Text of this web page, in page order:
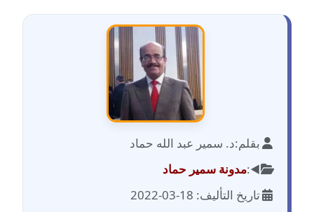
مدونة احمد البحيري
عاملة
مدونة أحمد الجمال
مدونة احمد الحسيني
مدونة احمد زكريا
عاملة
بقلم:د. سمير عبد الله حماد
◀️:مدونة سمير حماد
تاريخ التأليف: 18-03-2022